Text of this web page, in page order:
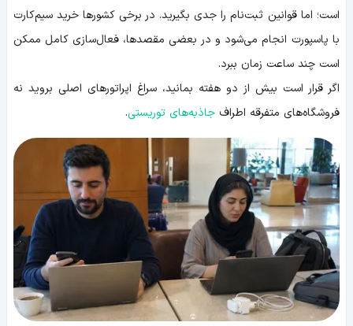
است؛ اما قوانین ثبت‌نام را جدی بگیرید. در برخی کشورها خرید سیم‌کارت
با پاسپورت انجام می‌شود و در بعضی مقصدها، فعال‌سازی کامل ممکن
است چند ساعت زمان ببرد.
اگر قرار است بیش از دو هفته بمانید، سراغ اپراتورهای اصلی بروید نه
فروشگاه‌های متفرقه اطراف جاذبه‌های توریستی.